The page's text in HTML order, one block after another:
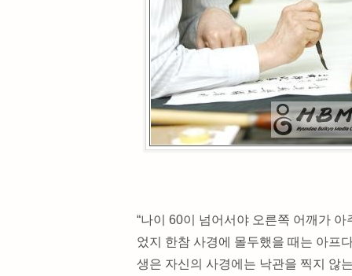
“나이 60이 넘어서야 오른쪽 어깨가
었지 한참 사경에 몰두했을 때는 아프
생은 자신의 사경에는 낙관을 찍지 않